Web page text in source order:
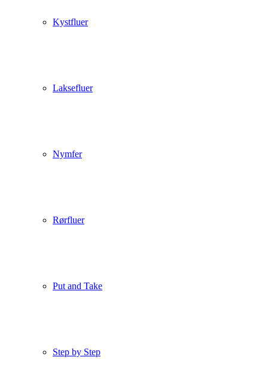
Kystfluer
Laksefluer
Nymfer
Rørfluer
Put and Take
Step by Step